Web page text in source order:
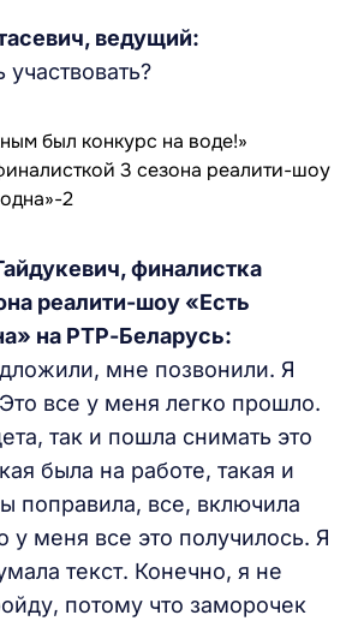
ведущий:
финалистка
реалити-шоу «Есть
на РТР-Беларусь:
мне позвонили. Я
все у меня легко прошло.
так и пошла снимать это
была на работе, такая и
поправила, все, включила
у меня все это получилось. Я
текст. Конечно, я не
потому что заморочек